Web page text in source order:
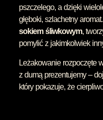
pszczelego, a dzięki
głęboki, szlachetny
sokiem śliwkowym,
pomylić z jakimkolwiek
Leżakowanie rozpoczęte
z dumą prezentujemy –
który pokazuje, że